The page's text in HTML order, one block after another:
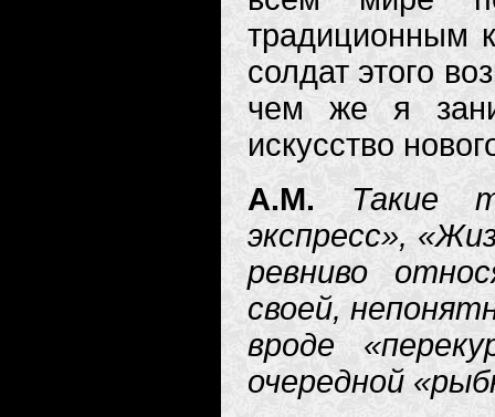
традиционным
солдат этого
чем же я
искусство
А.М. Такие
экспресс»,
ревниво
своей,
вроде
очередной